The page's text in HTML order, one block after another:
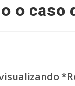
o caso